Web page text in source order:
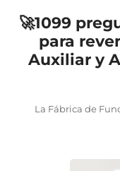
🚀1099
para
Auxiliar y
La Fábrica de